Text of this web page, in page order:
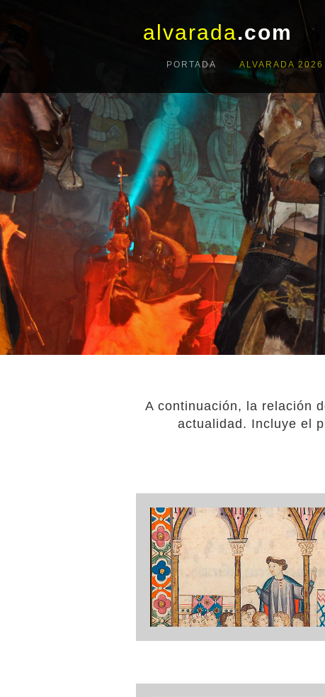
alvarada.com
PORTADA ALVARADA 2026
A continuación, la relación
actualidad. Incluye el